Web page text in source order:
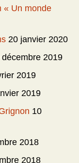
« Un monde
20 janvier 2020
décembre 2019
2019
2019
10
2018
2018